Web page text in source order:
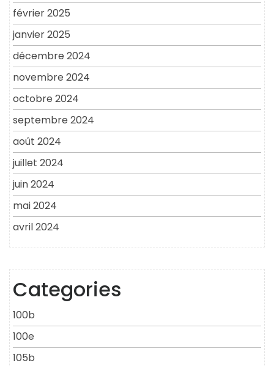
février 2025
janvier 2025
décembre 2024
novembre 2024
octobre 2024
septembre 2024
août 2024
juillet 2024
juin 2024
mai 2024
avril 2024
Categories
100b
100e
105b